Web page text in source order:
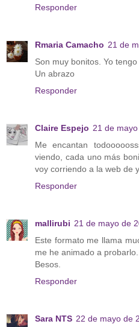
Responder
Rmaria Camacho 21 de
Son muy bonitos. Yo
Un abrazo
Responder
Claire Espejo 21 de
Me encantan
viendo, cada uno más
voy corriendo a la web de
Responder
mallirubi 21 de mayo de
Este formato me llama
me he animado a probarlo...
Besos.
Responder
Sara NTS 22 de mayo de